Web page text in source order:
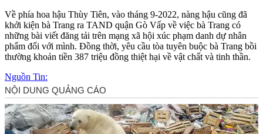
Về phía hoa hậu Thùy Tiên, vào tháng 9-2022, nàng hậu cũng đã
khởi kiện bà Trang ra TAND quận Gò Vấp về việc bà Trang có
những bài viết đăng tải trên mạng xã hội xúc phạm danh dự nhân
phẩm đối với mình. Đồng thời, yêu cầu tòa tuyên buộc bà Trang bồi
thường khoản tiền 387 triệu đồng thiệt hại về vật chất và tinh thần.
Nguồn Tin: